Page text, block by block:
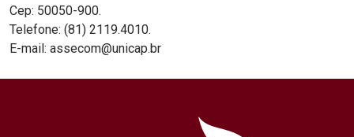
Cep: 50050-900.
Telefone: (81) 2119.4010.
E-mail: assecom@unicap.br